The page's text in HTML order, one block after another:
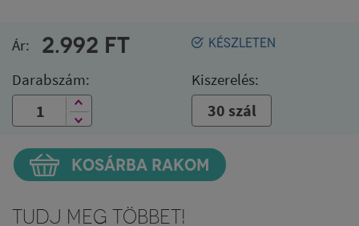
KÉSZLETEN
Ár: 2.992 FT
Darabszám: Kiszerelés:
30 szál
KOSÁRBA RAKOM
Tudj meg többet!